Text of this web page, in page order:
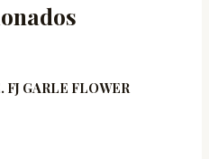
GARLE FLOWER